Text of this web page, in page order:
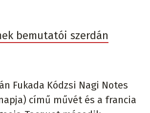
bemutatói szerdán
Fukada Kódzsi Nagi Notes
című művét és a francia